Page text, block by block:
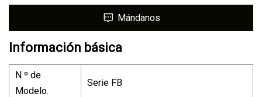
Mándanos
Información básica
N º de
Modelo.
Serie FB